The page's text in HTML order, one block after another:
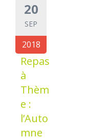
20
SEP
2018
Repas
à
Thèm
e :
l’Auto
mne